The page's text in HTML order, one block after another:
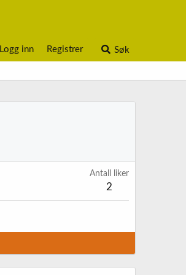
Logg inn Registrer Søk
Antall liker
2